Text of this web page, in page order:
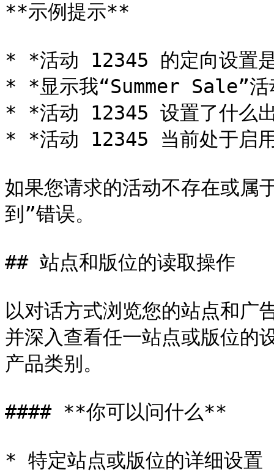
**示例提示**
* *活动 12345 的定向设置
* *显示我“Summer Sale”活
* *活动 12345 设置了什么
* *活动 12345 当前处于启
如果您请求的活动不存在或属
到”错误。
## 站点和版位的读取操作
以对话方式浏览您的站点和广
并深入查看任一站点或版位的
产品类别。
#### **你可以问什么**
* 特定站点或版位的详细设置